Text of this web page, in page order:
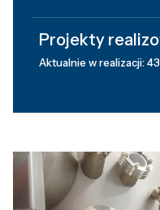
Projekty
Aktualnie w realizacji: 43